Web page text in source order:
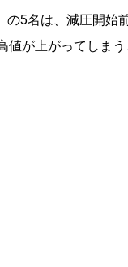
の5名は、減圧開始
値が上がってしまう